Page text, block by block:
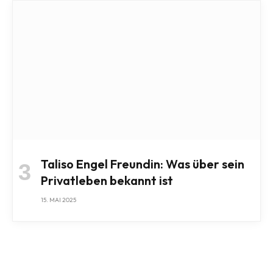
Taliso Engel Freundin: Was über sein
Privatleben bekannt ist
15. MAI 2025